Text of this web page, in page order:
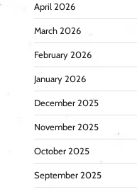
April 2026
March 2026
February 2026
January 2026
December 2025
November 2025
October 2025
September 2025